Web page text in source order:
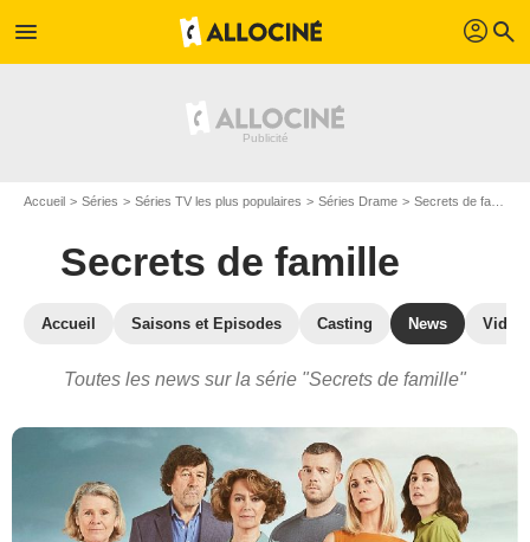
menu profil search
Accueil Séries Séries TV les plus populaires Séries Drame Secrets de famille
Secrets de famille
Accueil Saisons et Episodes Casting News
Toutes les news sur la série "Secrets de famille"